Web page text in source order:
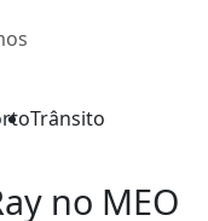
Trânsito
no MEO